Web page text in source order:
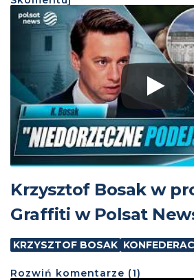
Krzysztof Bosak w
Graffiti w Polsat
KRZYSZTOF BOSAK
Rozwiń komentarze (1)